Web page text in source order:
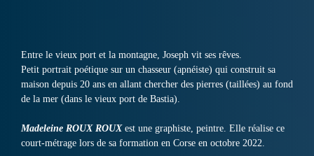
Entre le vieux port et la montagne, Joseph vit ses rêves.
Petit portrait poétique sur un chasseur (apnéiste) qui construit sa
maison depuis 20 ans en allant chercher des pierres (taillées) au fond
de la mer (dans le vieux port de Bastia).
Madeleine ROUX ROUX est une graphiste, peintre. Elle réalise ce
court-métrage lors de sa formation en Corse en octobre 2022.